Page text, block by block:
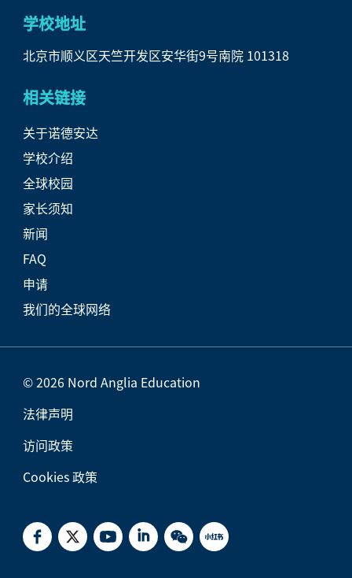
学校地址
北京市顺义区天竺开发区安华街9号南院 101318
相关链接
关于诺德安达
学校介绍
全球校园
家长须知
新闻
FAQ
申请
我们的全球网络
© 2026 Nord Anglia Education
法律声明
访问政策
Cookies 政策